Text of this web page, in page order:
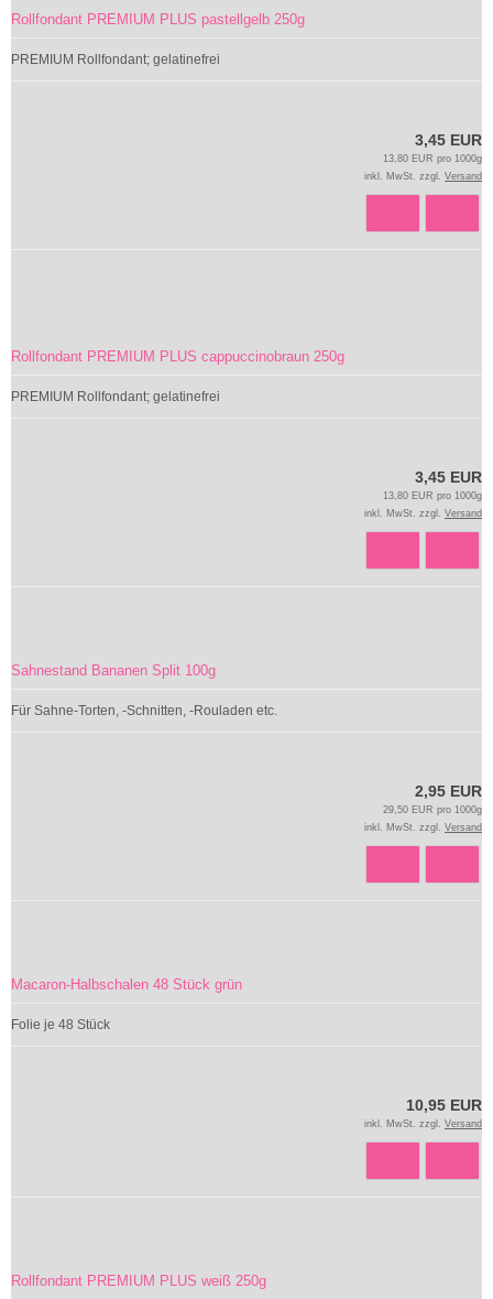
Rollfondant PREMIUM PLUS pastellgelb 250g
PREMIUM Rollfondant; gelatinefrei
3,45 EUR
13,80 EUR pro 1000g
inkl. MwSt. zzgl. Versand
Rollfondant PREMIUM PLUS cappuccinobraun 250g
PREMIUM Rollfondant; gelatinefrei
3,45 EUR
13,80 EUR pro 1000g
inkl. MwSt. zzgl. Versand
Sahnestand Bananen Split 100g
Für Sahne-Torten, -Schnitten, -Rouladen etc.
2,95 EUR
29,50 EUR pro 1000g
inkl. MwSt. zzgl. Versand
Macaron-Halbschalen 48 Stück grün
Folie je 48 Stück
10,95 EUR
inkl. MwSt. zzgl. Versand
Rollfondant PREMIUM PLUS weiß 250g